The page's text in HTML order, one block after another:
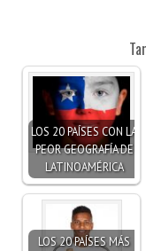
LOS 20 PAÍSES CON LA
PEOR GEOGRAFÍA DE
LATINOAMÉRICA
LOS 20 PAÍSES MÁS